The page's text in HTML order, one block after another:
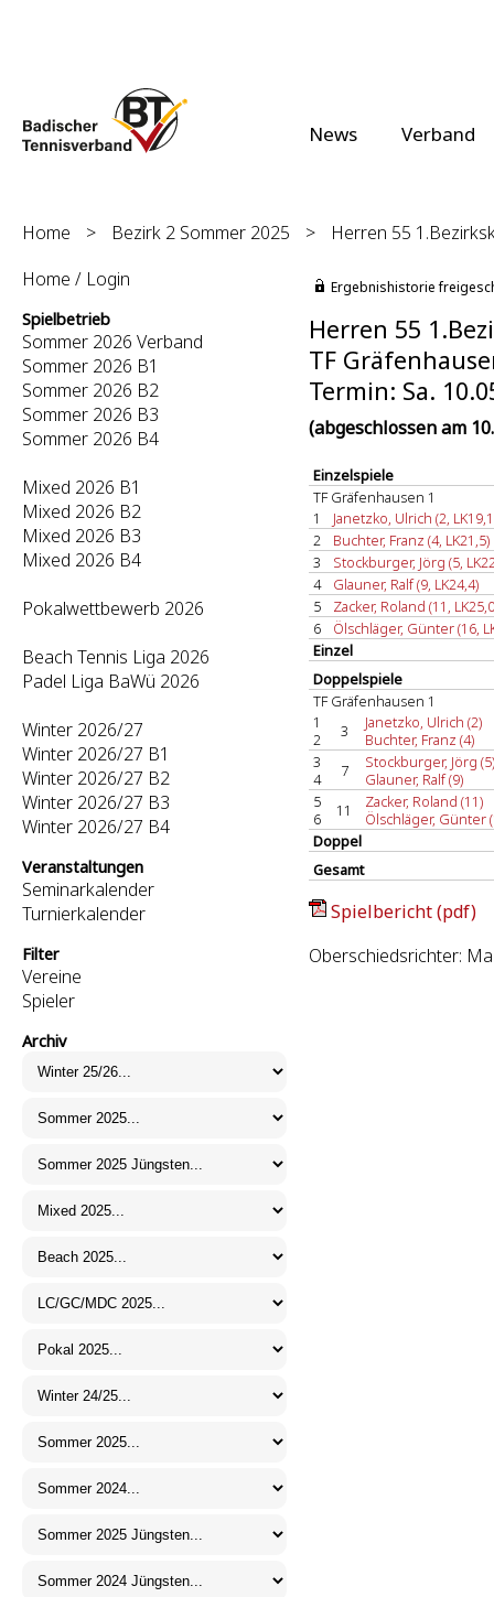
News Verband
Home > Bezirk 2 Sommer 2025 >
Herren 55
Home / Login
Spielbetrieb
Sommer 2026 Verband
Sommer 2026 B1
Sommer 2026 B2
Sommer 2026 B3
Sommer 2026 B4
Mixed 2026 B1
Mixed 2026 B2
Mixed 2026 B3
Mixed 2026 B4
Pokalwettbewerb 2026
Beach Tennis Liga 2026
Padel Liga BaWü 2026
Winter 2026/27
Winter 2026/27 B1
Winter 2026/27 B2
Winter 2026/27 B3
Winter 2026/27 B4
Veranstaltungen
Seminarkalender
Turnierkalender
Filter
Vereine
Spieler
Archiv
Ergebnishistorie
Herren 55
TF
Termin: Sa.
(abgeschlossen am
Einzelspiele
TF Gräfenhausen 1
1
Janetzko, Ulrich (2,
2
Buchter, Franz (4, LK21,5)
3
Stockburger, Jörg (5,
4
Glauner, Ralf (9, LK24,4)
5
Zacker, Roland (11,
6
Ölschläger, Günter (16,
Einzel
Doppelspiele
TF Gräfenhausen 1
1
2
3
Janetzko, Ulrich (2)
Buchter, Franz (4)
3
4
7
Stockburger, Jörg (5)
Glauner, Ralf (9)
5
6
11
Zacker, Roland (11)
Ölschläger, Günter
Doppel
Gesamt
Spielbericht (pdf)
Oberschiedsrichter: